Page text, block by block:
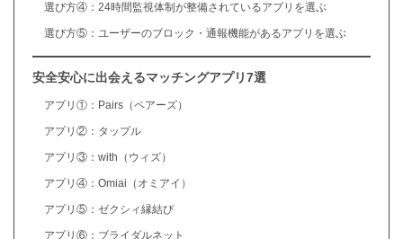
選び方④：24時間監視体制が整備されているアプリを選ぶ
選び方⑤：ユーザーのブロック・通報機能があるアプリを選ぶ
安全安心に出会えるマッチングアプリ7選
アプリ①：Pairs（ペアーズ）
アプリ②：タップル
アプリ③：with（ウィズ）
アプリ④：Omiai（オミアイ）
アプリ⑤：ゼクシィ縁結び
アプリ⑥：ブライダルネット